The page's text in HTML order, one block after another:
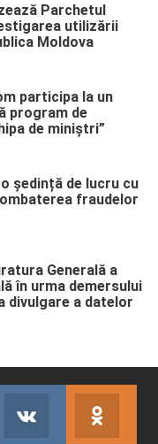
Parchetul
utilizării
Moldova
participa la un
program de
de miniștri”
ședință de lucru cu
fraudelor
Generală a
în urma demersului
divulgare a datelor
Join us on Instagram
Abonează-te